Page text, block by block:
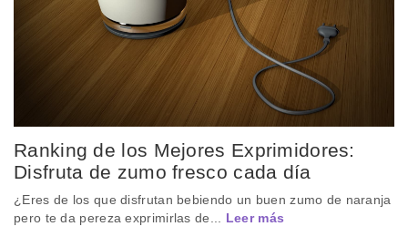
Ranking de los Mejores Exprimidores:
Disfruta de zumo fresco cada día
¿Eres de los que disfrutan bebiendo un buen zumo de naranja
pero te da pereza exprimirlas de... Leer más